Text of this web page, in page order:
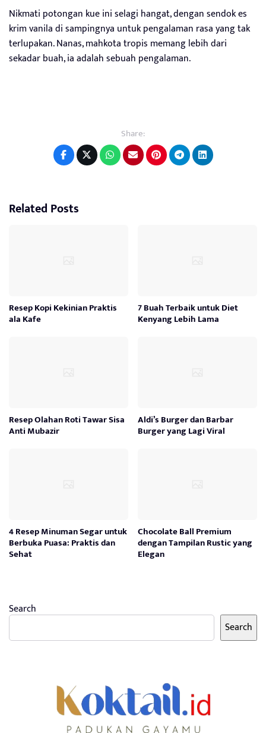
Nikmati potongan kue ini selagi hangat, dengan sendok es
krim vanila di sampingnya untuk pengalaman rasa yang tak
terlupakan. Nanas, mahkota tropis memang lebih dari
sekadar buah, ia adalah sebuah pengalaman.
Share:
Related Posts
Resep Kopi Kekinian Praktis
ala Kafe
7 Buah Terbaik untuk Diet
Kenyang Lebih Lama
Resep Olahan Roti Tawar Sisa
Anti Mubazir
Aldi’s Burger dan Barbar
Burger yang Lagi Viral
4 Resep Minuman Segar untuk
Berbuka Puasa: Praktis dan
Sehat
Chocolate Ball Premium
dengan Tampilan Rustic yang
Elegan
Search
Search